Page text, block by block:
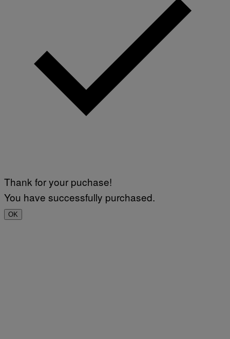
Thank for your puchase!
You have successfully purchased.
OK